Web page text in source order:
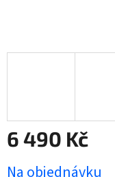
6 490 Kč
Na objednávku